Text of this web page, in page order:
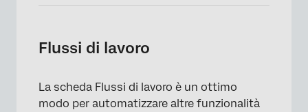
Flussi di lavoro
La scheda Flussi di lavoro è un ottimo
modo per automatizzare altre funzionalità